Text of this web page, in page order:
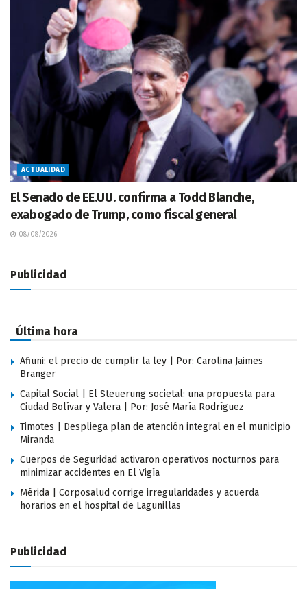
ACTUALIDAD
El Senado de EE.UU. confirma a Todd Blanche,
exabogado de Trump, como fiscal general
08/08/2026
Publicidad
Última hora
Afiuni: el precio de cumplir la ley | Por: Carolina Jaimes
Branger
Capital Social | El Steuerung societal: una propuesta para
Ciudad Bolívar y Valera | Por: José María Rodríguez
Timotes | Despliega plan de atención integral en el municipio
Miranda
Cuerpos de Seguridad activaron operativos nocturnos para
minimizar accidentes en El Vigía
Mérida | Corposalud corrige irregularidades y acuerda
horarios en el hospital de Lagunillas
Publicidad